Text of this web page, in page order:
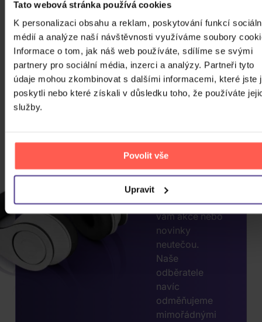
Tato webová stránka používá cookies
K personalizaci obsahu a reklam, poskytování funkcí
médií a analýze naší návštěvnosti využíváme soubory
Informace o tom, jak náš web používáte, sdílíme se svými
partnery pro sociální média, inzerci a analýzy. Partneři tyto
údaje mohou zkombinovat s dalšími informacemi, které jste
poskytli nebo které získali v důsledku toho, že používáte
služby.
Povolit vše
Upravit
CHCETE
JEŠTĚ
ZADEJTE
E-MAIL.
Přihlaste se k
odběru našeho
newsletteru, ať
vám akce nebo
novinky
neutečou.
Naše
odběratele
navíc
odměňujeme
mimořádnými